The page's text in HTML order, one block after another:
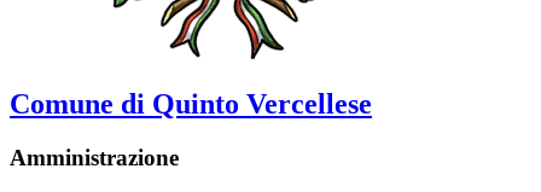
Comune di Quinto Vercellese
Amministrazione